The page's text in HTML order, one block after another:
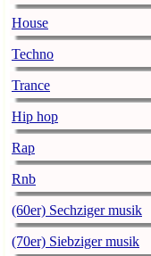
House
Techno
Trance
Hip hop
Rap
Rnb
(60er) Sechziger musik
(70er) Siebziger musik